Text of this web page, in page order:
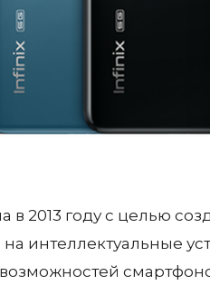
2013 году с целью
интеллектуальные